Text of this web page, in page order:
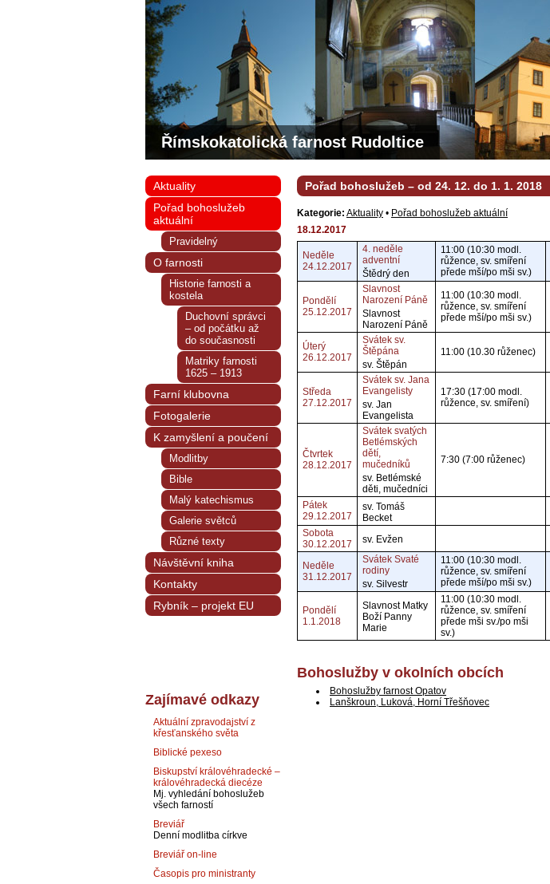
Římskokatolická farnost Rudoltice
Pořad bohoslužeb – od 24. 12. do 1. 1. 2018
Kategorie: Aktuality • Pořad bohoslužeb aktuální
18.12.2017
Neděle
24.12.2017
4. neděle
adventní
Štědrý den
11:00 (10:30 modl.
růžence, sv. smíření
přede mší/po mši sv.)
Pondělí
25.12.2017
Slavnost
Narození Páně
Slavnost
Narození Páně
11:00 (10:30 modl.
růžence, sv. smíření
přede mší/po mši sv.)
Úterý
26.12.2017
Svátek sv.
Štěpána
sv. Štěpán
11:00 (10.30 růženec)
Středa
27.12.2017
Svátek sv. Jana
Evangelisty
sv. Jan
Evangelista
17:30 (17:00 modl.
růžence, sv. smíření)
Čtvrtek
28.12.2017
Svátek svatých
Betlémských
dětí,
mučedníků
sv. Betlémské
děti, mučedníci
7:30 (7:00 růženec)
Pátek
29.12.2017
sv. Tomáš
Becket
Sobota
30.12.2017
sv. Evžen
Neděle
31.12.2017
Svátek Svaté
rodiny
sv. Silvestr
11:00 (10:30 modl.
růžence, sv. smíření
přede mší/po mši sv.)
Pondělí
1.1.2018
Slavnost Matky
Boží Panny
Marie
11:00 (10:30 modl.
růžence, sv. smíření
přede mši sv./po mši
sv.)
Bohoslužby v okolních obcích
Bohoslužby farnost Opatov
Lanškroun, Luková, Horní Třešňovec
Aktuality
Pořad bohoslužeb
aktuální
Pravidelný
O farnosti
Historie farnosti a
kostela
Duchovní správci
– od počátku až
do současnosti
Matriky farnosti
1625 – 1913
Farní klubovna
Fotogalerie
K zamyšlení a poučení
Modlitby
Bible
Malý katechismus
Galerie světců
Různé texty
Návštěvní kniha
Kontakty
Rybník – projekt EU
Zajímavé odkazy
Aktuální zpravodajství z
křesťanského světa
Biblické pexeso
Biskupství královéhradecké –
královéhradecká diecéze
Mj. vyhledání bohoslužeb
všech farností
Breviář
Denní modlitba církve
Breviář on-line
Časopis pro ministranty